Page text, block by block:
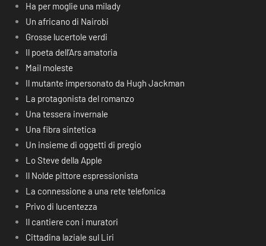
Ha per moglie una milady
Un africano di Nairobi
Grosse lucertole verdi
Il poeta dell’Ars amatoria
Mail moleste
Il mutante impersonato da Hugh Jackman
La protagonista del romanzo
Una tessera invernale
Una fibra sintetica
Un insieme di oggetti di pregio
Lo Steve della Apple
Il Nolde pittore espressionista
La connessione a una rete telefonica
Privo di lucentezza
Il cantiere con i muratori
Cittadina laziale sul Liri